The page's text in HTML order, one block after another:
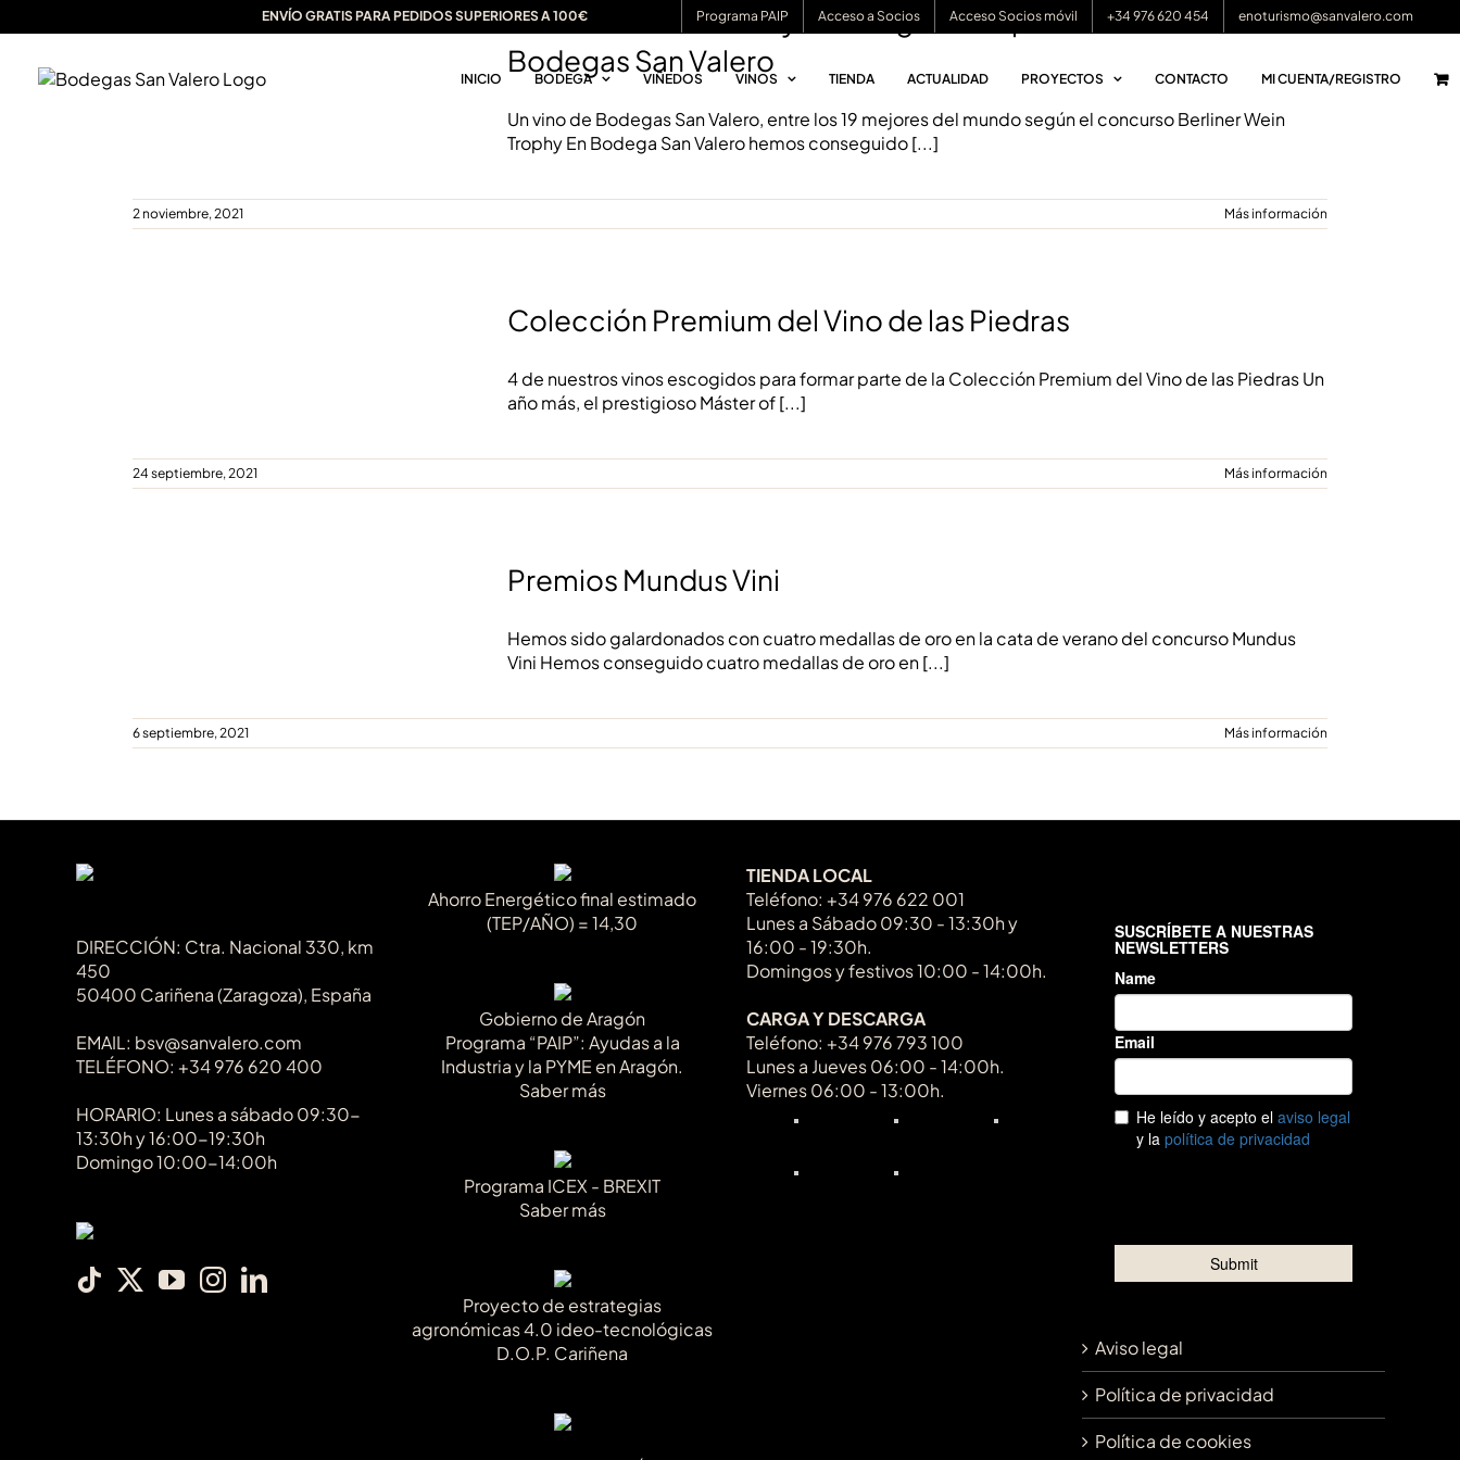
al
ENVÍO GRATIS PARA PEDIDOS SUPERIORES A 100€ Programa PAIP Acceso a Socios Acceso Socios móvil +34 976 620 454 enoturismo@sanvalero.com
INICIO BODEGA VIÑEDOS VINOS TIENDA ACTUALIDAD PROYECTOS CONTACTO MI CUENTA/REGISTRO
Valero
Dos medallas de oro y una de gran oro para los vinos de
Bodegas San Valero
Un vino de Bodegas San Valero, entre los 19 mejores del mundo según el concurso Berliner Wein
Trophy En Bodega San Valero hemos conseguido[...]
2 noviembre, 2021 Más información
Colección Premium del Vino de las Piedras
4 de nuestros vinos escogidos para formar parte de la Colección Premium del Vino de las Piedras Un
año más, el prestigioso Máster of[...]
24 septiembre, 2021 Más información
Premios Mundus Vini
Hemos sido galardonados con cuatro medallas de oro en la cata de verano del concurso Mundus
Vini Hemos conseguido cuatro medallas de oro en[...]
6 septiembre, 2021 Más información
DIRECCIÓN: Ctra. Nacional 330, km
450
50400 Cariñena (Zaragoza), España
EMAIL: bsv@sanvalero.com
TELÉFONO: +34 976 620 400
HORARIO: Lunes a sábado 09:30-
13:30h y 16:00-19:30h
Domingo 10:00-14:00h
Ahorro Energético final estimado
(TEP/AÑO) = 14,30
Gobierno de Aragón
Programa “PAIP”: Ayudas a la
Industria y la PYME en Aragón.
Saber más
Programa ICEX - BREXIT
Saber más
Proyecto de estrategias
agronómicas 4.0 ideo-tecnológicas
D.O.P. Cariñena
TIENDA LOCAL
Teléfono: +34 976 622 001
Lunes a Sábado 09:30 - 13:30h y
16:00 - 19:30h.
Domingos y festivos 10:00 - 14:00h.
CARGA Y DESCARGA
Teléfono: +34 976 793 100
Lunes a Jueves 06:00 - 14:00h.
Viernes 06:00 - 13:00h.
Aviso legal
Política de privacidad
Política de cookies